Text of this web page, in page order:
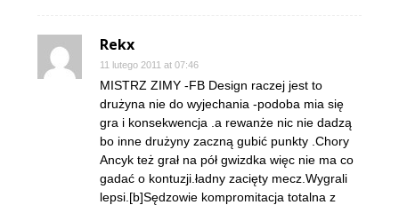
Rekx
11 lutego 2011 at 07:46
MISTRZ ZIMY -FB Design raczej jest to
drużyna nie do wyjechania -podoba mia się
gra i konsekwencja .a rewanże nic nie dadzą
bo inne drużyny zaczną gubić punkty .Chory
Ancyk też grał na pół gwizdka więc nie ma co
gadać o kontuzji.ładny zacięty mecz.Wygrali
lepsi.[b]Sędzowie kompromitacja totalna z